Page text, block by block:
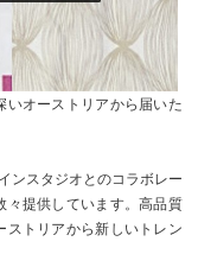
いオーストリアから届いた
ンスタジオとのコラボレー
々提供しています。高品質
ストリアから新しいトレン